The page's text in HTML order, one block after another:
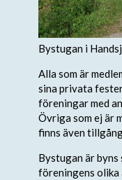
Bystugan i
Alla som är
sina privata
föreningar med
Övriga som ej är
finns även
Bystugan är
föreningens olika